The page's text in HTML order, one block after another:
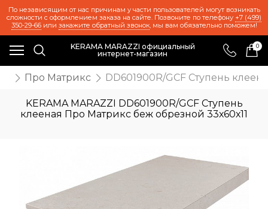
По независящим от нас причинам у части пользователей могут возникать
сложности с оформлением заказа на сайте. Позвоните по телефону +7 (499)
350-29-66или закажите обратный звонок, мы вам обязательно поможем!
KERAMA MARAZZI официальный
интернет-магазин
0
Про Матрикс DD601900R/GCF Ступень
KERAMA MARAZZI DD601900R/GCF Ступень
клееная Про Матрикс беж обрезной 33х60х11